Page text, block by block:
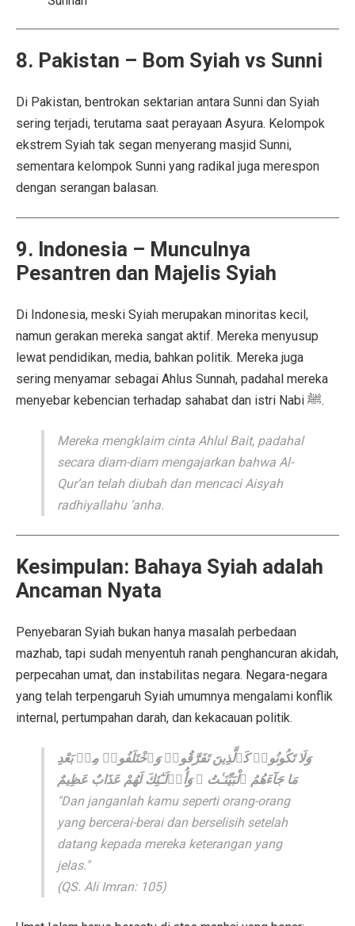
8. Pakistan – Bom Syiah vs Sunni
Di Pakistan, bentrokan sektarian antara Sunni dan Syiah
sering terjadi, terutama saat perayaan Asyura. Kelompok
ekstrem Syiah tak segan menyerang masjid Sunni,
sementara kelompok Sunni yang radikal juga merespon
dengan serangan balasan.
9. Indonesia – Munculnya
Pesantren dan Majelis Syiah
Di Indonesia, meski Syiah merupakan minoritas kecil,
namun gerakan mereka sangat aktif. Mereka menyusup
lewat pendidikan, media, bahkan politik. Mereka juga
sering menyamar sebagai Ahlus Sunnah, padahal mereka
menyebar kebencian terhadap sahabat dan istri Nabi ﷺ.
Mereka mengklaim cinta Ahlul Bait, padahal
secara diam-diam mengajarkan bahwa Al-
Qur’an telah diubah dan mencaci Aisyah
radhiyallahu ‘anha.
Kesimpulan: Bahaya Syiah adalah
Ancaman Nyata
Penyebaran Syiah bukan hanya masalah perbedaan
mazhab, tapi sudah menyentuh ranah penghancuran akidah,
perpecahan umat, dan instabilitas negara. Negara-negara
yang telah terpengaruh Syiah umumnya mengalami konflik
internal, pertumpahan darah, dan kekacauan politik.
وَلَا تَكُونُوا۟ كَٱلَّذِينَ تَفَرَّقُوا۟ وَٱخْتَلَفُوا۟ مِنۢ بَعْدِ
مَا جَآءَهُمُ ٱلْبَيِّنَـٰتُ ۚ وَأُو۟لَـٰٓئِكَ لَهُمْ عَذَابٌ عَظِيمٌ
"Dan janganlah kamu seperti orang-orang
yang bercerai-berai dan berselisih setelah
datang kepada mereka keterangan yang
jelas."
(QS. Ali Imran: 105)